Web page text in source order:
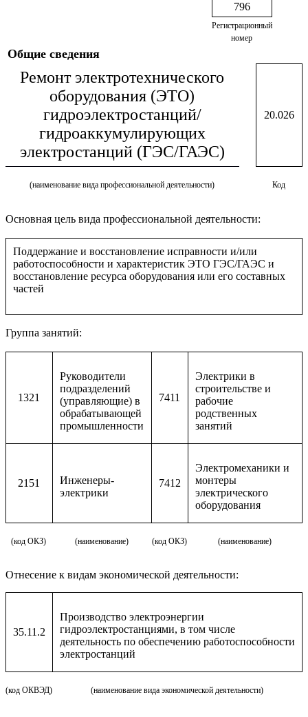
796
Регистрационный
номер
Общие сведения
Ремонт электротехнического
оборудования (ЭТО)
гидроэлектростанций/
гидроаккумулирующих
электростанций (ГЭС/ГАЭС)
20.026
(наименование вида профессиональной деятельности) Код
Основная цель вида профессиональной деятельности:
Поддержание и восстановление исправности и/или
работоспособности и характеристик ЭТО ГЭС/ГАЭС и
восстановление ресурса оборудования или его составных
частей
Группа занятий:
1321
Руководители
подразделений
(управляющие) в
обрабатывающей
промышленности
7411
Электрики в
строительстве и
рабочие
родственных
занятий
2151
Инженеры-
электрики
7412
Электромеханики и
монтеры
электрического
оборудования
(код ОКЗ) (наименование) (код ОКЗ) (наименование)
Отнесение к видам экономической деятельности:
35.11.2
Производство электроэнергии
гидроэлектростанциями, в том числе
деятельность по обеспечению работоспособности
электростанций
(код ОКВЭД) (наименование вида экономической деятельности)